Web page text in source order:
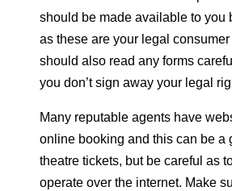
should be made available to you
as these are your legal consumer
should also read any forms
you don’t sign away your legal
Many reputable agents have
online booking and this can be a
theatre tickets, but be careful as
operate over the internet. Make